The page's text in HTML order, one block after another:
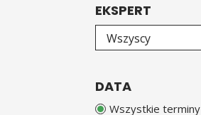
EKSPERT
Wybierz eksperta
Wszyscy
DATA
Wszystkie terminy